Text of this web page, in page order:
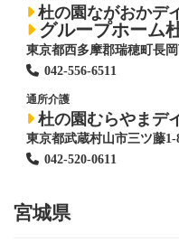
杜の園ながおかデ
グループホーム
東京都西多摩郡瑞穂町長
042-556-6511
通所介護
杜の園むらやまデ
東京都武蔵村山市三ツ藤1-
042-520-0611
宮城県